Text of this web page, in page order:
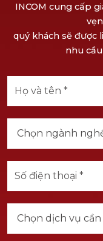
INCOM cung cấp
quý khách sẽ được
nhu